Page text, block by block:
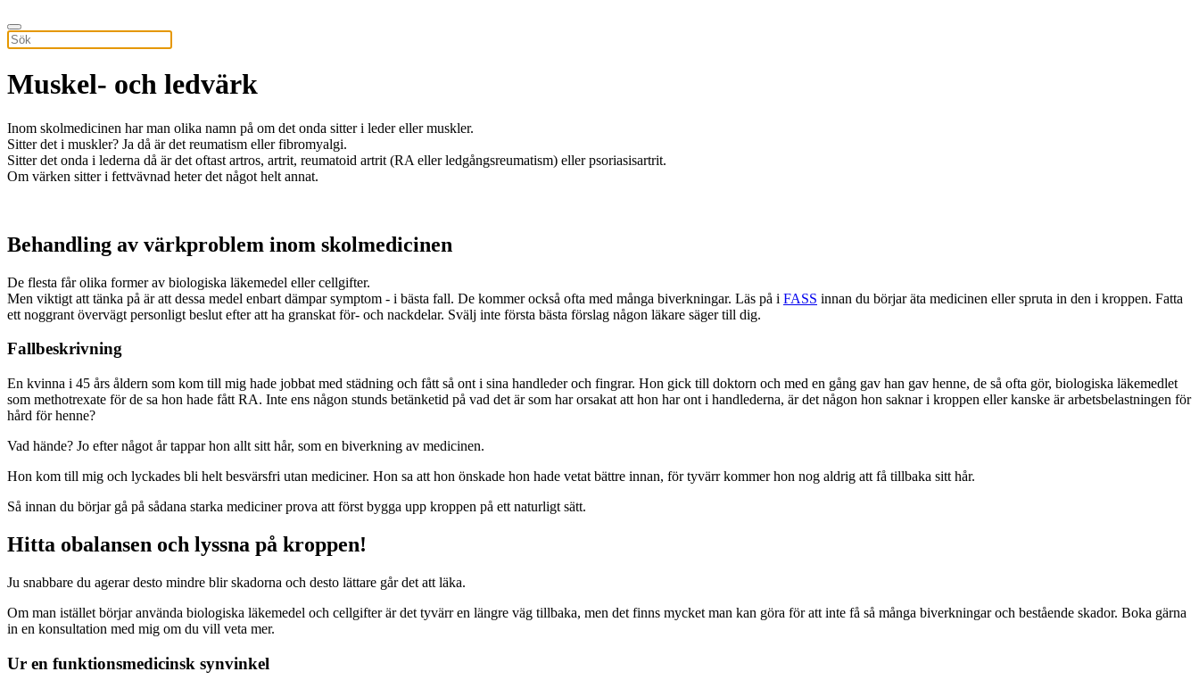
Muskel- och ledvärk
Inom skolmedicinen har man olika namn på om det onda sitter i leder eller muskler.
Sitter det i muskler? Ja då är det reumatism eller fibromyalgi.
Sitter det onda i lederna då är det oftast artros, artrit, reumatoid artrit (RA eller ledgångsreumatism) eller psoriasisartrit.
Om värken sitter i fettvävnad heter det något helt annat.
Behandling av värkproblem inom skolmedicinen
De flesta får olika former av biologiska läkemedel eller cellgifter.
Men viktigt att tänka på är att dessa medel enbart dämpar symptom - i bästa fall. De kommer också ofta med många biverkningar. Läs på i FASS innan du börjar äta medicinen eller spruta in den i kroppen. Fatta
ett noggrant övervägt personligt beslut efter att ha granskat för- och nackdelar. Svälj inte första bästa förslag någon läkare säger till dig.
Fallbeskrivning
En kvinna i 45 års åldern som kom till mig hade jobbat med städning och fått så ont i sina handleder och fingrar. Hon gick till doktorn och med en gång gav han gav henne, de så ofta gör, biologiska läkemedlet
som methotrexate för de sa hon hade fått RA. Inte ens någon stunds betänketid på vad det är som har orsakat att hon har ont i handlederna, är det någon hon saknar i kroppen eller kanske är arbetsbelastningen för
hård för henne?
Vad hände? Jo efter något år tappar hon allt sitt hår, som en biverkning av medicinen.
Hon kom till mig och lyckades bli helt besvärsfri utan mediciner. Hon sa att hon önskade hon hade vetat bättre innan, för tyvärr kommer hon nog aldrig att få tillbaka sitt hår.
Så innan du börjar gå på sådana starka mediciner prova att först bygga upp kroppen på ett naturligt sätt.
Hitta obalansen och lyssna på kroppen!
Ju snabbare du agerar desto mindre blir skadorna och desto lättare går det att läka.
Om man istället börjar använda biologiska läkemedel och cellgifter är det tyvärr en längre väg tillbaka, men det finns mycket man kan göra för att inte få så många biverkningar och bestående skador. Boka gärna
in en konsultation med mig om du vill veta mer.
Ur en funktionsmedicinsk synvinkel